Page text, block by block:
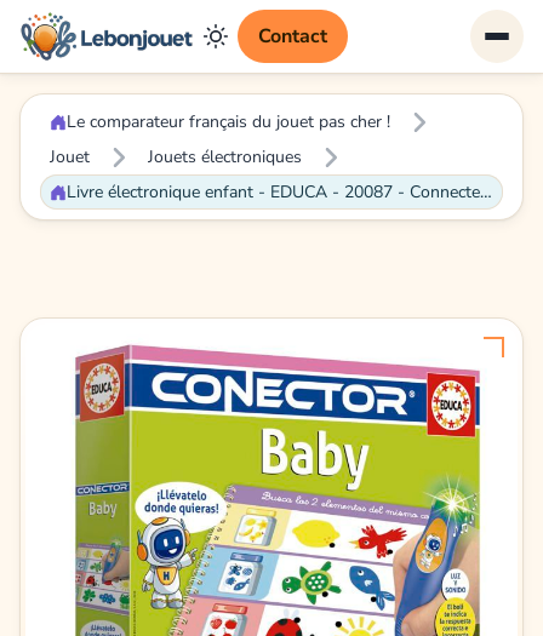
Contact
Le comparateur français du jouet pas cher !
Jouet
Jouets électroniques
Livre électronique enfant - EDUCA - 20087 - Connecteur Baby - Jeu éducatif interactif - 90 questions